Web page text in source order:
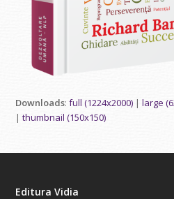
Downloads:full (1224x2000) |large
|thumbnail (150x150)
Editura Vidia